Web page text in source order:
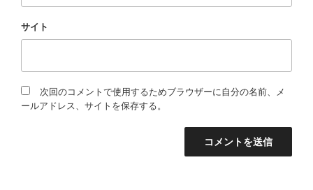
サイト
次回のコメントで使用するためブラウザーに自分の名前、メ
ールアドレス、サイトを保存する。